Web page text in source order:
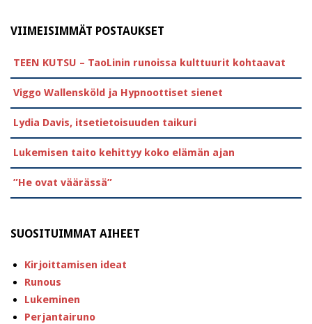
VIIMEISIMMÄT POSTAUKSET
TEEN KUTSU – TaoLinin runoissa kulttuurit kohtaavat
Viggo Wallensköld ja Hypnoottiset sienet
Lydia Davis, itsetietoisuuden taikuri
Lukemisen taito kehittyy koko elämän ajan
”He ovat väärässä”
SUOSITUIMMAT AIHEET
Kirjoittamisen ideat
Runous
Lukeminen
Perjantairuno